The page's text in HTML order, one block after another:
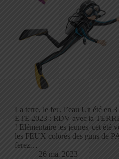
La terre, le feu, l’eau Un été en
ETE 2023 : RDV avec la
! Elémentaire les jeunes, cet été
les FEUX colorés des guns de
ferez…
26 mai 2023